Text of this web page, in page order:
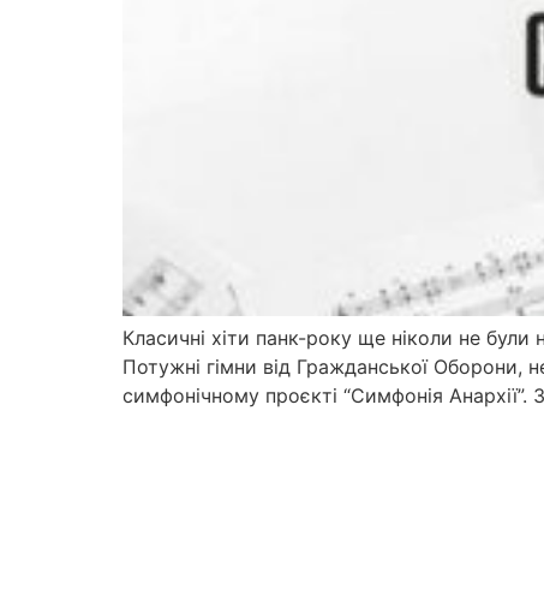
Класичні хіти панк-року ще ніколи не
Потужні гімни від Гражданської Оборони,
симфонічному проєкті “Симфонія